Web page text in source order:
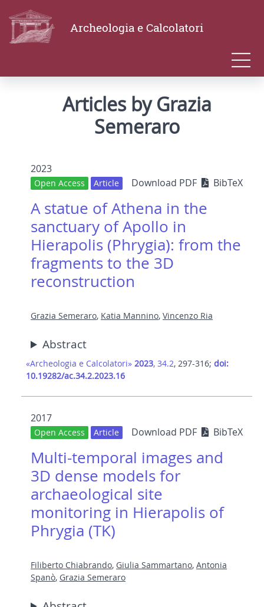
Archeologia e Calcolatori
Articles by Grazia
Semeraro
2023
Open Access Article Download PDF BibTeX
A statue of Athena in the
sanctuary of Apollo in
Hierapolis (Phrygia): from the
fragments to the 3D
reconstruction
Grazia Semeraro, Katia Mannino, Vincenzo Ria
Abstract
«Archeologia e Calcolatori» 2023, 34.2, 297-316; doi:
10.19282/ac.34.2.2023.16
2017
Open Access Article Download PDF BibTeX
Multi-temporal images and
3D dense models for
archaeological site
monitoring in Hierapolis of
Phrygia (TK)
Filiberto Chiabrando, Giulia Sammartano, Antonia
Spanò, Grazia Semeraro